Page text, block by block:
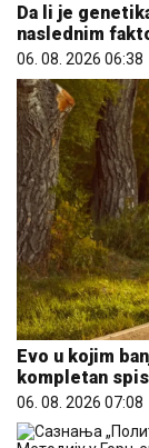
Evo u kojim
kompletan
06. 08. 2026 07:08
Сазнања
Митрополиту
05. 08. 2026 15:45